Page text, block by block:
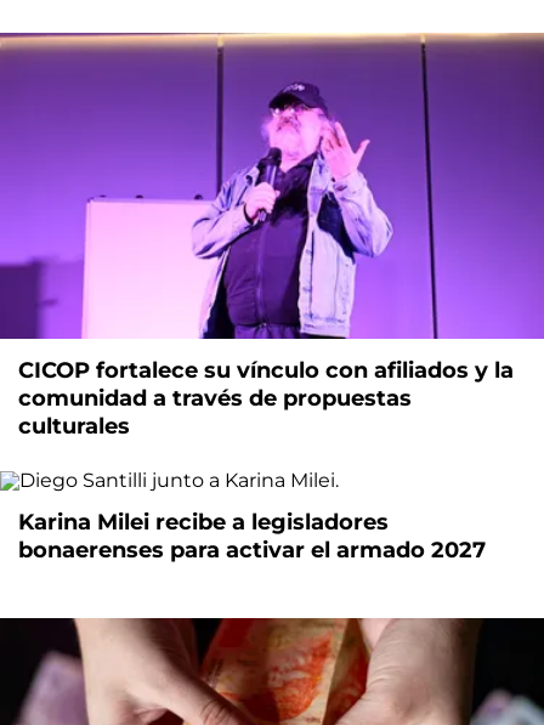
CICOP fortalece su vínculo con afiliados y la
comunidad a través de propuestas
culturales
Karina Milei recibe a legisladores
bonaerenses para activar el armado 2027